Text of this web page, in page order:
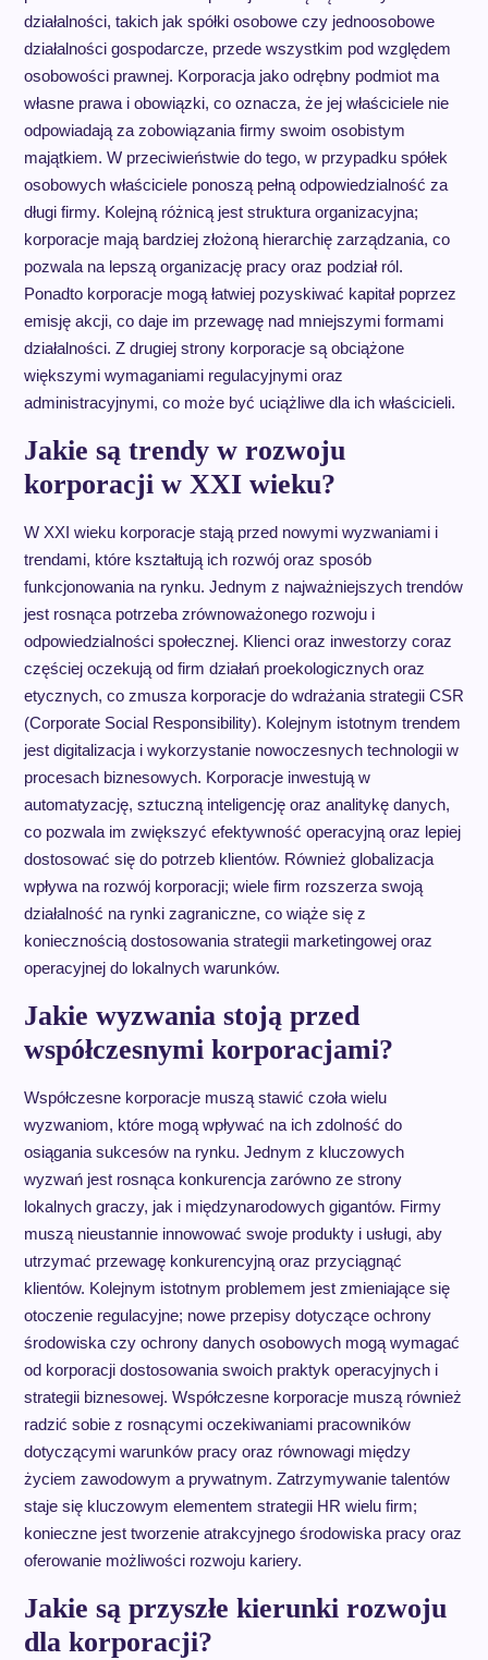
działalności, takich jak spółki osobowe czy jednoosobowe
działalności gospodarcze, przede wszystkim pod względem
osobowości prawnej. Korporacja jako odrębny podmiot ma
własne prawa i obowiązki, co oznacza, że jej właściciele nie
odpowiadają za zobowiązania firmy swoim osobistym
majątkiem. W przeciwieństwie do tego, w przypadku spółek
osobowych właściciele ponoszą pełną odpowiedzialność za
długi firmy. Kolejną różnicą jest struktura organizacyjna;
korporacje mają bardziej złożoną hierarchię zarządzania, co
pozwala na lepszą organizację pracy oraz podział ról.
Ponadto korporacje mogą łatwiej pozyskiwać kapitał poprzez
emisję akcji, co daje im przewagę nad mniejszymi formami
działalności. Z drugiej strony korporacje są obciążone
większymi wymaganiami regulacyjnymi oraz
administracyjnymi, co może być uciążliwe dla ich właścicieli.
Jakie są trendy w rozwoju
korporacji w XXI wieku?
W XXI wieku korporacje stają przed nowymi wyzwaniami i
trendami, które kształtują ich rozwój oraz sposób
funkcjonowania na rynku. Jednym z najważniejszych trendów
jest rosnąca potrzeba zrównoważonego rozwoju i
odpowiedzialności społecznej. Klienci oraz inwestorzy coraz
częściej oczekują od firm działań proekologicznych oraz
etycznych, co zmusza korporacje do wdrażania strategii CSR
(Corporate Social Responsibility). Kolejnym istotnym trendem
jest digitalizacja i wykorzystanie nowoczesnych technologii w
procesach biznesowych. Korporacje inwestują w
automatyzację, sztuczną inteligencję oraz analitykę danych,
co pozwala im zwiększyć efektywność operacyjną oraz lepiej
dostosować się do potrzeb klientów. Również globalizacja
wpływa na rozwój korporacji; wiele firm rozszerza swoją
działalność na rynki zagraniczne, co wiąże się z
koniecznością dostosowania strategii marketingowej oraz
operacyjnej do lokalnych warunków.
Jakie wyzwania stoją przed
współczesnymi korporacjami?
Współczesne korporacje muszą stawić czoła wielu
wyzwaniom, które mogą wpływać na ich zdolność do
osiągania sukcesów na rynku. Jednym z kluczowych
wyzwań jest rosnąca konkurencja zarówno ze strony
lokalnych graczy, jak i międzynarodowych gigantów. Firmy
muszą nieustannie innowować swoje produkty i usługi, aby
utrzymać przewagę konkurencyjną oraz przyciągnąć
klientów. Kolejnym istotnym problemem jest zmieniające się
otoczenie regulacyjne; nowe przepisy dotyczące ochrony
środowiska czy ochrony danych osobowych mogą wymagać
od korporacji dostosowania swoich praktyk operacyjnych i
strategii biznesowej. Współczesne korporacje muszą również
radzić sobie z rosnącymi oczekiwaniami pracowników
dotyczącymi warunków pracy oraz równowagi między
życiem zawodowym a prywatnym. Zatrzymywanie talentów
staje się kluczowym elementem strategii HR wielu firm;
konieczne jest tworzenie atrakcyjnego środowiska pracy oraz
oferowanie możliwości rozwoju kariery.
Jakie są przyszłe kierunki rozwoju
dla korporacji?